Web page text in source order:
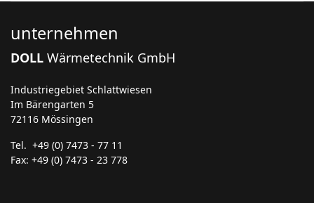
unternehmen
DOLL Wärmetechnik GmbH
Industriegebiet Schlattwiesen
Im Bärengarten 5
72116 Mössingen
Tel. +49 (0) 7473 - 77 11
Fax: +49 (0) 7473 - 23 778